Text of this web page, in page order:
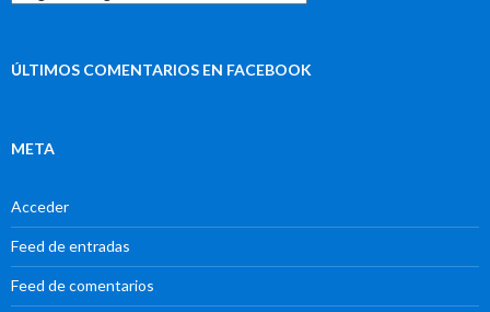
ÚLTIMOS COMENTARIOS EN FACEBOOK
META
Acceder
Feed de entradas
Feed de comentarios